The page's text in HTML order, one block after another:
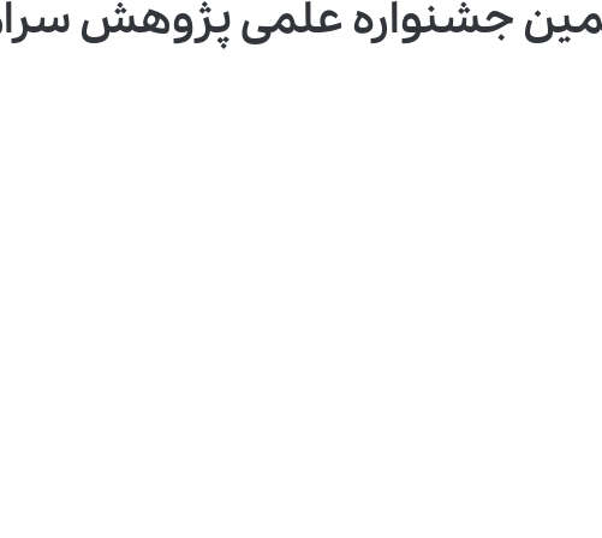
علمی پژوهش سراها؛ ۵ تیر